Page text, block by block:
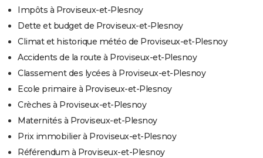
Impôts à Proviseux-et-Plesnoy
Dette et budget de Proviseux-et-Plesnoy
Climat et historique météo de Proviseux-et-Plesnoy
Accidents de la route à Proviseux-et-Plesnoy
Classement des lycées à Proviseux-et-Plesnoy
Ecole primaire à Proviseux-et-Plesnoy
Crèches à Proviseux-et-Plesnoy
Maternités à Proviseux-et-Plesnoy
Prix immobilier à Proviseux-et-Plesnoy
Référendum à Proviseux-et-Plesnoy